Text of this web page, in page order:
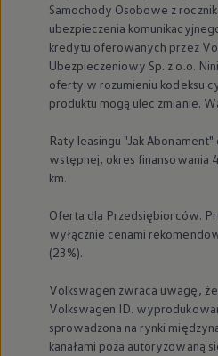
Samochody Osobowe z
ubezpieczenia
kredytu oferowanych przez
Ubezpieczeniowy Sp. z o.o.
oferty w rozumieniu kodeksu
produktu mogą ulec zmianie.
Raty leasingu "Jak
wstępnej, okres finansowania
km.
Oferta dla Przedsiębiorców.
wyłącznie cenami
(23%).
Volkswagen zwraca uwagę,
Volkswagen ID.
sprowadzona na rynki
kanałami poza autoryzowaną